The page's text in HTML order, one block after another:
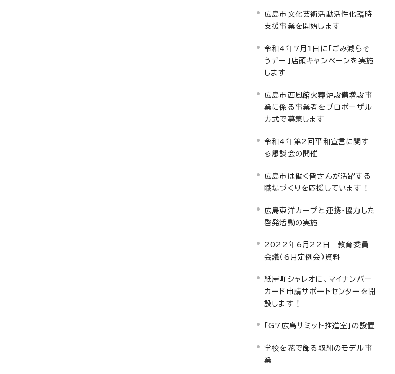
広島市文化芸術活動活性化臨時
支援事業を開始します
令和4年7月1日に「ごみ減らそ
うデー」店頭キャンペーンを実施
します
広島市西風館火葬炉設備増設事
業に係る事業者をプロポーザル
方式で募集します
令和4年第2回平和宣言に関す
る懇談会の開催
広島市は働く皆さんが活躍する
職場づくりを応援しています！
広島東洋カープと連携・協力した
啓発活動の実施
2022年6月22日 教育委員
会議（6月定例会）資料
紙屋町シャレオに、マイナンバー
カード申請サポートセンターを開
設します！
「G7広島サミット推進室」の設置
学校を花で飾る取組のモデル事
業